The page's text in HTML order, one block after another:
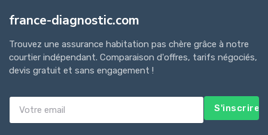
france-diagnostic.com
Trouvez une assurance habitation pas chère grâce à notre
courtier indépendant. Comparaison d'offres, tarifs négociés,
devis gratuit et sans engagement !
S'inscrire